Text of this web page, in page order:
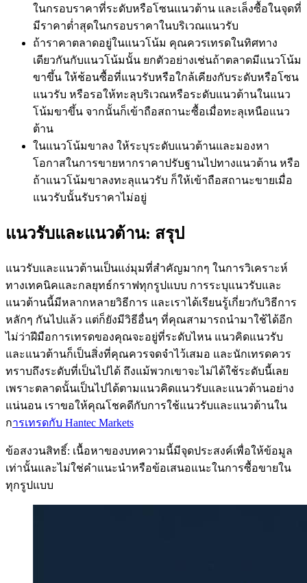
ในกรอบราคาที่ระดับหรือโซนแนวต้าน และเล็งซื้อในจุดที่
มีราคาต่ำสุดในกรอบราคาในบริเวณแนวรับ
ถ้าราคาตลาดอยู่ในแนวโน้ม คุณควรเทรดในทิศทาง
เดียวกันกับแนวโน้มนั้น ยกตัวอย่างเช่นถ้าตลาดมีแนวโน้ม
ขาขึ้น ให้ช้อนซื้อที่แนวรับหรือใกล้เคียงกับระดับหรือโซน
แนวรับ หรือรอให้ทะลุบริเวณหรือระดับแนวต้านในแนว
โน้มขาขึ้น จากนั้นก็เข้าถือสถานะซื้อเมื่อทะลุเหนือแนว
ต้าน
ในแนวโน้มขาลง ให้ระบุระดับแนวต้านและมองหา
โอกาสในการขายหากราคาปรับฐานไปทางแนวต้าน หรือ
ถ้าแนวโน้มขาลงทะลุแนวรับ ก็ให้เข้าถือสถานะขายเมื่อ
แนวรับนั้นรับราคาไม่อยู่
แนวรับและแนวต้าน: สรุป
แนวรับและแนวต้านเป็นแง่มุมที่สำคัญมากๆ ในการวิเคราะห์
ทางเทคนิคและกลยุทธ์กราฟทุกรูปแบบ การระบุแนวรับและ
แนวต้านนี้มีหลากหลายวิธีการ และเราได้เรียนรู้เกี่ยวกับวิธีการ
หลักๆ กันไปแล้ว แต่ก็ยังมีวิธีอื่นๆ ที่คุณสามารถนำมาใช้ได้อีก
ไม่ว่าฝีมือการเทรดของคุณจะอยู่ที่ระดับไหน แนวคิดแนวรับ
และแนวต้านก็เป็นสิ่งที่คุณควรจดจำไว้เสมอ และนักเทรดควร
ทราบถึงระดับที่เป็นไปได้ ถึงแม้พวกเขาจะไม่ได้ใช้ระดับนี้เลย
เพราะตลาดนั้นเป็นไปได้ตามแนวคิดแนวรับและแนวต้านอย่าง
แน่นอน เราขอให้คุณโชคดีกับการใช้แนวรับและแนวต้านใน
การเทรดกับ Hantec Markets
ข้อสงวนสิทธิ์: เนื้อหาของบทความนี้มีจุดประสงค์เพื่อให้ข้อมูล
เท่านั้นและไม่ใช่คำแนะนำหรือข้อเสนอแนะในการซื้อขายใน
ทุกรูปแบบ